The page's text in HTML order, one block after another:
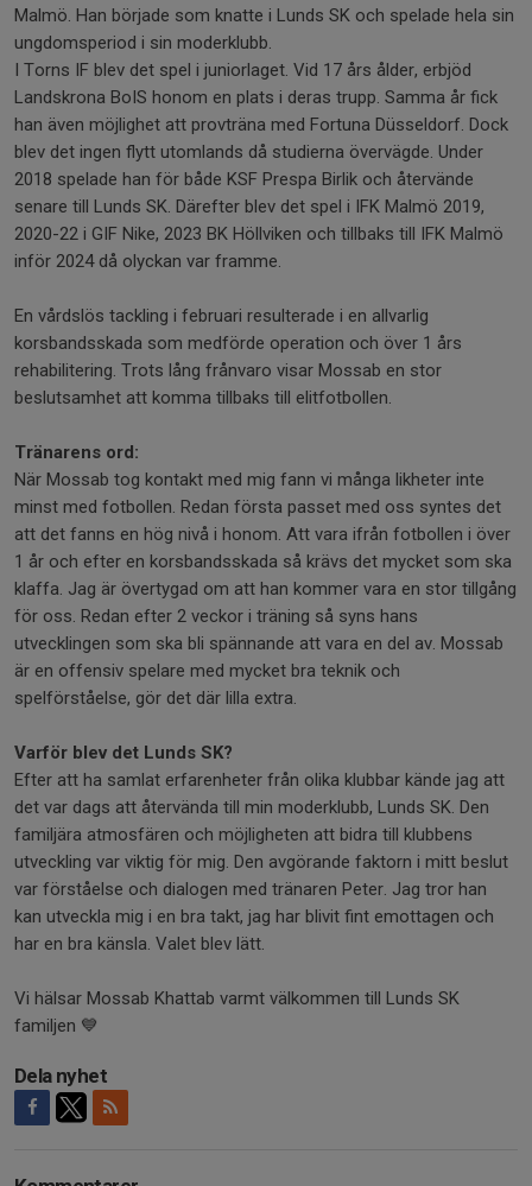
Malmö. Han började som knatte i Lunds SK och spelade hela sin
ungdomsperiod i sin moderklubb.
I Torns IF blev det spel i juniorlaget. Vid 17 års ålder, erbjöd
Landskrona BoIS honom en plats i deras trupp. Samma år fick
han även möjlighet att provträna med Fortuna Düsseldorf. Dock
blev det ingen flytt utomlands då studierna övervägde. Under
2018 spelade han för både KSF Prespa Birlik och återvände
senare till Lunds SK. Därefter blev det spel i IFK Malmö 2019,
2020-22 i GIF Nike, 2023 BK Höllviken och tillbaks till IFK Malmö
inför 2024 då olyckan var framme.
En vårdslös tackling i februari resulterade i en allvarlig
korsbandsskada som medförde operation och över 1 års
rehabilitering. Trots lång frånvaro visar Mossab en stor
beslutsamhet att komma tillbaks till elitfotbollen.
Tränarens ord:
När Mossab tog kontakt med mig fann vi många likheter inte
minst med fotbollen. Redan första passet med oss syntes det
att det fanns en hög nivå i honom. Att vara ifrån fotbollen i över
1 år och efter en korsbandsskada så krävs det mycket som ska
klaffa. Jag är övertygad om att han kommer vara en stor tillgång
för oss. Redan efter 2 veckor i träning så syns hans
utvecklingen som ska bli spännande att vara en del av. Mossab
är en offensiv spelare med mycket bra teknik och
spelförståelse, gör det där lilla extra.
Varför blev det Lunds SK?
Efter att ha samlat erfarenheter från olika klubbar kände jag att
det var dags att återvända till min moderklubb, Lunds SK. Den
familjära atmosfären och möjligheten att bidra till klubbens
utveckling var viktig för mig. Den avgörande faktorn i mitt beslut
var förståelse och dialogen med tränaren Peter. Jag tror han
kan utveckla mig i en bra takt, jag har blivit fint emottagen och
har en bra känsla. Valet blev lätt.
Vi hälsar Mossab Khattab varmt välkommen till Lunds SK
familjen 💙
Dela nyhet